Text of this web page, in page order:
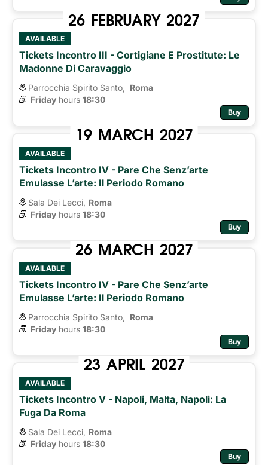
26 FEBRUARY 2027
AVAILABLE
Tickets Incontro III - Cortigiane E Prostitute: Le
Madonne Di Caravaggio
Parrocchia Spirito Santo,
Roma
Friday hours 18:30
Buy
19 MARCH 2027
AVAILABLE
Tickets Incontro IV - Pare Che Senz’arte
Emulasse L’arte: Il Periodo Romano
Sala Dei Lecci, Roma
Friday hours 18:30
Buy
26 MARCH 2027
AVAILABLE
Tickets Incontro IV - Pare Che Senz’arte
Emulasse L’arte: Il Periodo Romano
Parrocchia Spirito Santo,
Roma
Friday hours 18:30
Buy
23 APRIL 2027
AVAILABLE
Tickets Incontro V - Napoli, Malta, Napoli: La
Fuga Da Roma
Sala Dei Lecci, Roma
Friday hours 18:30
Buy